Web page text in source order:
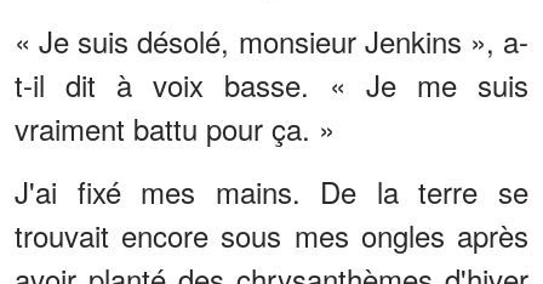
« Je suis désolé, monsieur Jenkins », a-
t-il dit à voix basse. « Je me suis
vraiment battu pour ça. »
J'ai fixé mes mains. De la terre se
trouvait encore sous mes ongles après